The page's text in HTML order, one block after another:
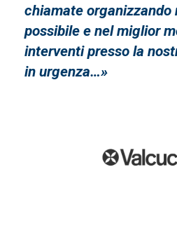
chiamate organizzando
possibile e nel miglior
interventi presso la
in urgenza…»